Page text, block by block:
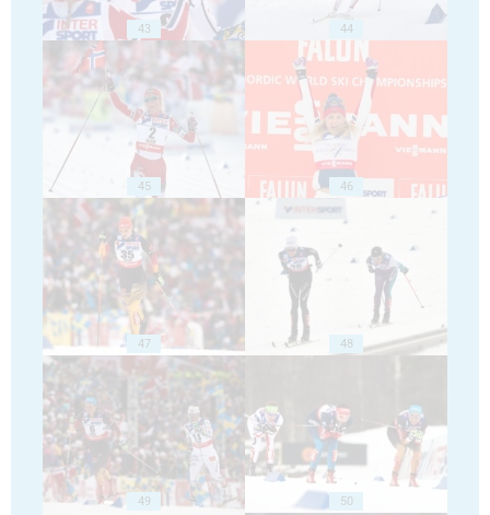
43 44
45 46
47 48
49 50